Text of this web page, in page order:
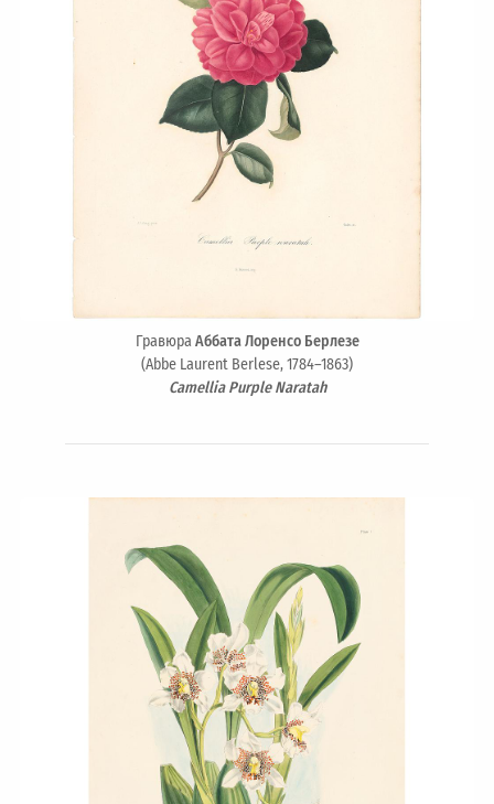
ГравюраАббата Лоренсо Берлезе
(Abbe Laurent Berlese, 1784–1863)
Camellia Purple Naratah